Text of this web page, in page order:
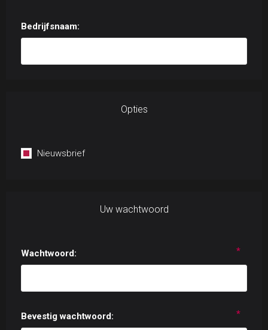
Bedrijfsnaam:
Opties
Nieuwsbrief
Uw wachtwoord
Wachtwoord: *
Bevestig wachtwoord: *